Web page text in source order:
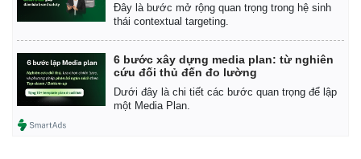
Bất động sản
Khởi nghiệp
Giá vàng
Tiêu dùng
Tỷ giá
Đây là bước mở rộng quan trọng trong hệ sinh
thái contextual targeting.
6 bước xây dựng media plan: từ nghiên
cứu đối thủ đến đo lường
Dưới đây là chi tiết các bước quan trọng để lập
một Media Plan.